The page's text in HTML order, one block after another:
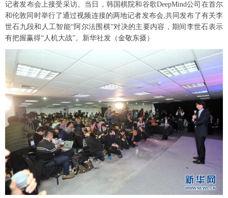
记者发布会上接受采访。当日，韩国棋院和谷歌DeepMind公司在首尔
和伦敦同时举行了通过视频连接的两地记者发布会,共同发布了有关李
世石九段和人工智能“阿尔法围棋”对决的主要内容，期间李世石表示
有把握赢得“人机大战”。新华社发（金敬东摄）